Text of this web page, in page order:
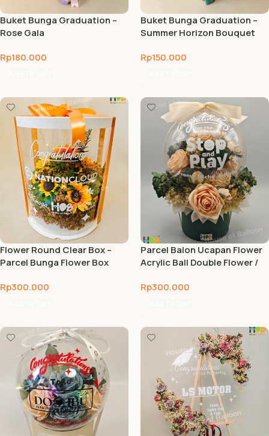
Buket Bunga Graduation –
Rose Gala
Rp180.000
Buket Bunga Graduation –
Summer Horizon Bouquet
Rp150.000
Flower Round Clear Box –
Parcel Bunga Flower Box
Rp300.000
Parcel Balon Ucapan Flower
Acrylic Ball Double Flower /
Rp300.000